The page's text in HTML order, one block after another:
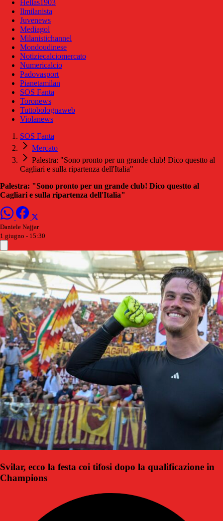
Hellas1903
Ilmilanista
Juvenews
Mediagol
Milanistichannel
Mondoudinese
Notiziecalciomercato
Numericalcio
Padovasport
Pianetamilan
SOS Fanta
Toronews
Tuttobolognaweb
Violanews
SOS Fanta
Mercato
Palestra: "Sono pronto per un grande club! Dico questto al
Cagliari e sulla ripartenza dell'Italia"
Palestra: "Sono pronto per un grande club! Dico questto al
Cagliari e sulla ripartenza dell'Italia"
Daniele Najjar
1 giugno - 15:30
Svilar, ecco la festa coi tifosi dopo la qualificazione in
Champions